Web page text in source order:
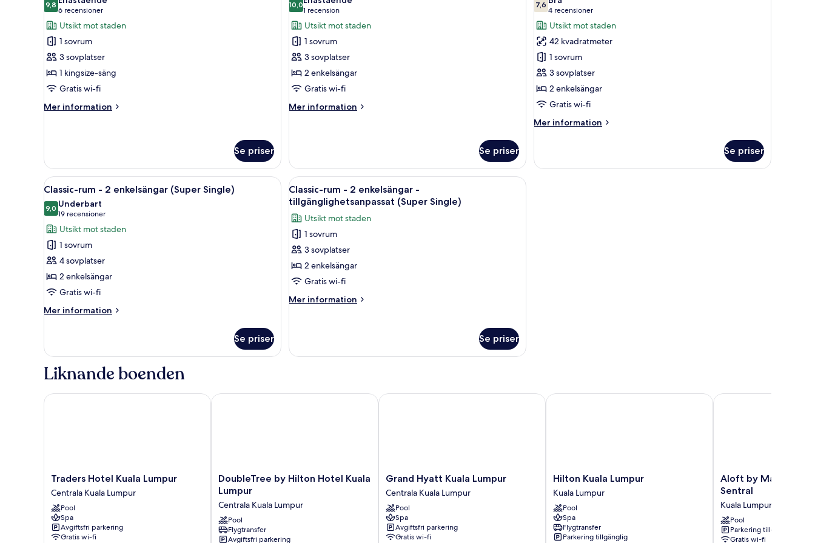
tillgång
till
Club
Lounge
(Super
Single)
King)
för
Classic-
rum
-
1
kingsize-
säng
-
(Super
King)
9,89,8 av 10
6 recensioner
(6 recensioner)
Utsikt mot staden
1 sovrum
3 sovplatser
1 kingsize-säng
Gratis wi-fi
Mer information
Mer
-
kingsize-
säng
-
utsikt
mot
staden
(Super
King)
Se priser
för
Classic-
rum
-
2
enkelsängar
-
utsikt
Single)
10,010,0 av 10
1 recension
(1 recension)
Utsikt mot staden
1 sovrum
3 sovplatser
2 enkelsängar
Gratis wi-fi
Mer information
Mer
-
enkelsängar
-
utsikt
mot
staden
(Super
Single)
Se priser
för
Premium-
rum
-
2
enkelsängar
(Super
Single,
High
7,67,6 av 10
4 recensioner
(4 recensioner)
Utsikt mot staden
42 kvadratmeter
1 sovrum
3 sovplatser
2 enkelsängar
Gratis wi-fi
Mer information
Mer
rum
Se priser
Öppna
alla
foton
för
Classic-
rum
-
2
enkelsängar
(Super
Ett badrum med handfat, spegel och badkar.
7
Classic-rum - 2 enkelsängar (Super Single)
9,09,0 av 10
Underbart
19 recensioner
(19 recensioner)
Utsikt mot staden
1 sovrum
4 sovplatser
2 enkelsängar
Gratis wi-fi
Mer information
Mer
rum
(Super
Se priser
Öppna
alla
foton
för
Classic-
rum
-
2
enkelsängar
-
Single)
Ett badrum med handfat, spegel och badkar.
7
Classic-rum - 2 enkelsängar -
tillgänglighetsanpassat (Super Single)
Utsikt mot staden
1 sovrum
3 sovplatser
2 enkelsängar
Gratis wi-fi
Mer information
Mer
-
tillgänglighetsanpassat
Se priser
Liknande boenden
Traders
Hotel
Kuala
Lumpur
Centrala
Kuala
Traders Hotel Kuala Lumpur
Centrala Kuala Lumpur
Pool
Spa
Avgiftsfri parkering
Gratis wi-fi
Traders Hotel Kuala Lumpur
DoubleTree
by
Hilton
Hotel
Kuala
Lumpur
DoubleTree by Hilton Hotel Kuala
Lumpur
Centrala Kuala Lumpur
Pool
Flygtransfer
Avgiftsfri parkering
DoubleTree by Hilton Hotel Kuala Lumpur
Grand
Hyatt
Kuala
Lumpur
Centrala
Kuala
Grand Hyatt Kuala Lumpur
Centrala Kuala Lumpur
Pool
Spa
Avgiftsfri parkering
Gratis wi-fi
Grand Hyatt Kuala Lumpur
Hilton
Kuala
Lumpur
Kuala
Lumpur
Hilton Kuala Lumpur
Kuala Lumpur
Pool
Spa
Flygtransfer
Parkering tillgänglig
Hilton Kuala Lumpur
Aloft
by
Kuala
Lumpur
Sentral
Aloft by Marriott
Sentral
Kuala Lumpur
Pool
Parkering tillgänglig
Gratis wi-fi
Aloft by Marriott